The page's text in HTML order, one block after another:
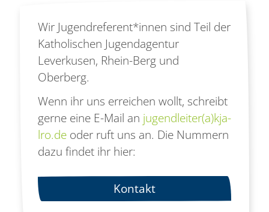
Wir Jugendreferent*innen sind Teil der
Katholischen Jugendagentur
Leverkusen, Rhein-Berg und
Oberberg.
Wenn ihr uns erreichen wollt, schreibt
gerne eine E-Mail an jugendleiter(a)kja-
lro.deoder ruft uns an. Die Nummern
dazu findet ihr hier:
Kontakt